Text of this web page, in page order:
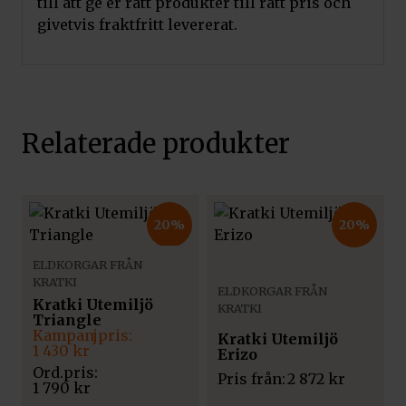
givetvis fraktfritt levererat.
Relaterade produkter
20%
ELDKORGAR FRÅN
KRATKI
Kratki Utemiljö
Triangle
1 790 kr
Det
ursprungliga
priset
var:
1
1 430kr
Det
nuvarande
priset
är:
1
20%
ELDKORGAR FRÅN
KRATKI
Kratki Utemiljö
Erizo
Pris från:2 872 kr